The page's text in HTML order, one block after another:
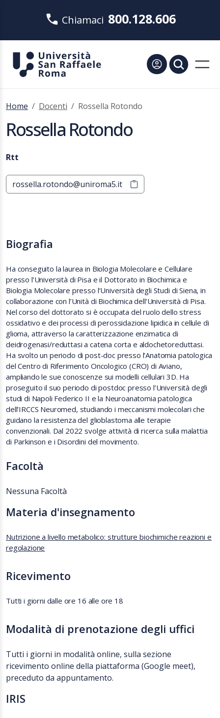
Chiamaci 800.128.606
Home Docenti Rossella Rotondo
Rossella Rotondo
Rtt
rossella.rotondo@uniroma5.it
Biografia
Ha conseguito la laurea in Biologia Molecolare e Cellulare
presso l’Università di Pisa e il Dottorato in Biochimica e
Biologia Molecolare presso l’Università degli Studi di Siena, in
collaborazione con l’Unità di Biochimica dell’Università di Pisa.
Nel corso del dottorato si è occupata del ruolo dello stress
ossidativo e dei processi di perossidazione lipidica in cellule di
glioma, attraverso la caratterizzazione enzimatica di
deidrogenasi/reduttasi a catena corta e aldochetoreduttasi.
Ha svolto un periodo di post-doc presso l’Anatomia patologica
del Centro di Riferimento Oncologico (CRO) di Aviano,
ampliando le sue conoscenze sui modelli cellulari 3D. Ha
proseguito il suo periodo di postdoc presso l’Università degli
studi di Napoli Federico II e la Neuroanatomia patologica
dell’IRCCS Neuromed, studiando i meccanismi molecolari che
guidano la resistenza del glioblastoma alle terapie
convenzionali. Dal 2022 svolge attività di ricerca sulla malattia
di Parkinson e i Disordini del movimento.
Facoltà
Nessuna Facoltà
Materia d'insegnamento
Nutrizione a livello metabolico: strutture biochimiche reazioni e
regolazione
Ricevimento
Tutti i giorni dalle ore 16 alle ore 18
Modalità di prenotazione degli uffici
Tutti i giorni in modalità online, sulla sezione
ricevimento online della piattaforma (Google meet),
preceduto da appuntamento.
IRIS